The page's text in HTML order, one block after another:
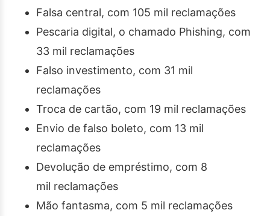
Falsa central, com 105 mil reclamações
Pescaria digital, o chamado Phishing, com
33 mil reclamações
Falso investimento, com 31 mil
reclamações
Troca de cartão, com 19 mil reclamações
Envio de falso boleto, com 13 mil
reclamações
Devolução de empréstimo, com 8
mil reclamações
Mão fantasma, com 5 mil reclamações